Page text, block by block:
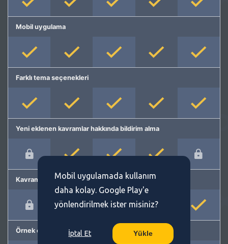
Mobil uygulama
Farklı tema seçenekleri
Yeni eklenen kavramlar hakkında bildirim alma
Kavram önerme
Örnek cümleler
Mobil uygulamada kullanım
daha kolay. Google Play'e
yönlendirilmek ister misiniz?
İptal Et Yükle